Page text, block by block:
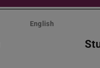
English